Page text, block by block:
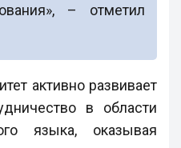
– отметил
активно развивает
в области
языка, оказывая